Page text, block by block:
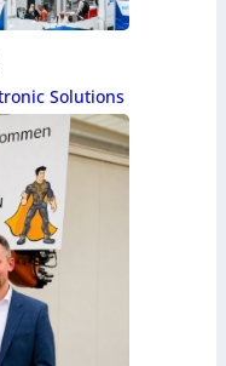
Solutions